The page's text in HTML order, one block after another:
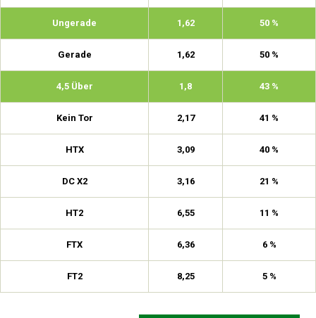
Ungerade 1,62 50 %
Gerade 1,62 50 %
4,5 Über 1,8 43 %
Kein Tor 2,17 41 %
HTX 3,09 40 %
DC X2 3,16 21 %
HT2 6,55 11 %
FTX 6,36 6 %
FT2 8,25 5 %